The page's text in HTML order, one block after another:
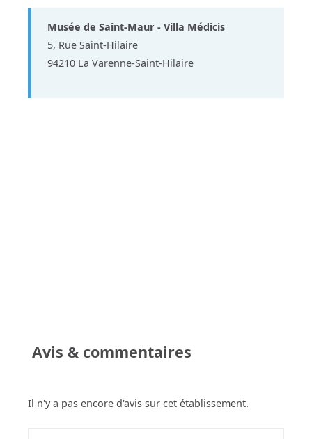
Musée de Saint-Maur - Villa Médicis
5, Rue Saint-Hilaire
94210 La Varenne-Saint-Hilaire
Avis & commentaires
Il n'y a pas encore d'avis sur cet établissement.